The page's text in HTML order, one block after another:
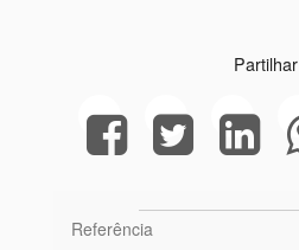
Partilhar
Referência